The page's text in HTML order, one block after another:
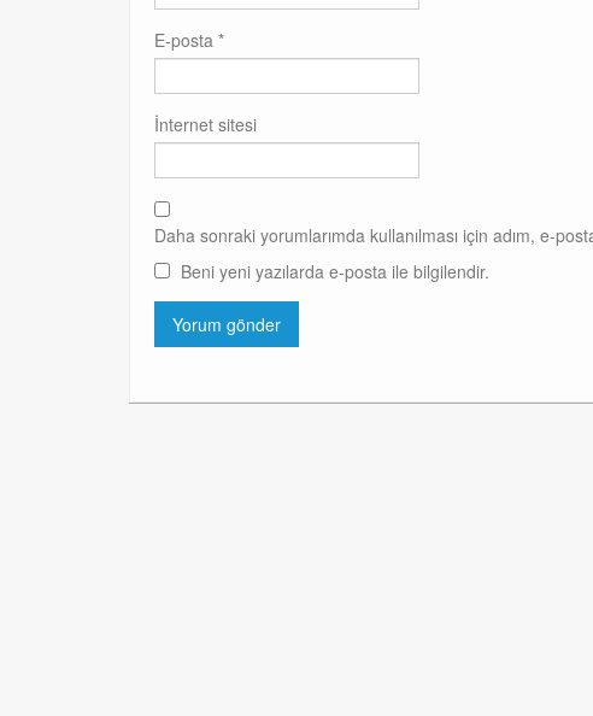
E-posta *
İnternet sitesi
Daha sonraki yorumlarımda kullanılması için adım, e-
Beni yeni yazılarda e-posta ile bilgilendir.